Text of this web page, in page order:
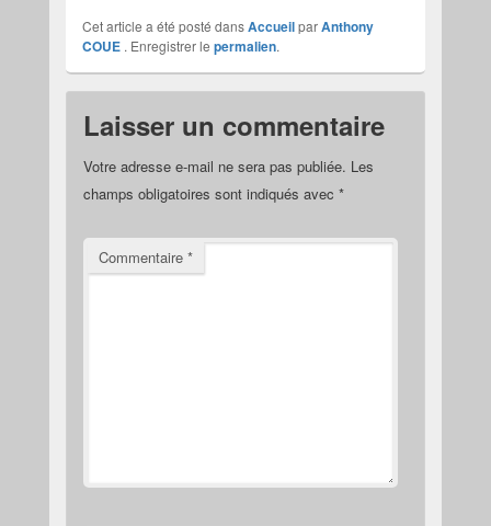
Cet article a été posté dansAccueilparAnthony
COUE. Enregistrer le permalien.
Laisser un commentaire
Votre adresse e-mail ne sera pas publiée. Les
champs obligatoires sont indiqués avec *
Commentaire *